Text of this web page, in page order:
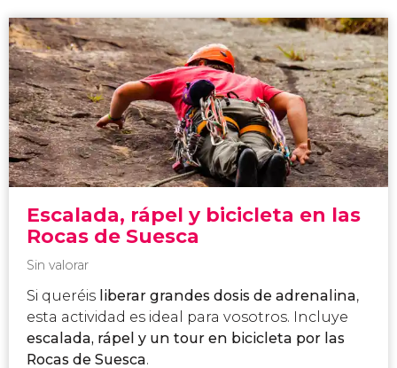
Escalada, rápel y bicicleta en las
Rocas de Suesca
Sin valorar
Si queréis liberar grandes dosis de adrenalina,
esta actividad es ideal para vosotros. Incluye
escalada, rápel y un tour en bicicleta por las
Rocas de Suesca.